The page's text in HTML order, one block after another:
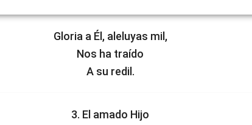
Gloria a Él, aleluyas mil,
Nos ha traído
A su redil.
3. El amado Hijo